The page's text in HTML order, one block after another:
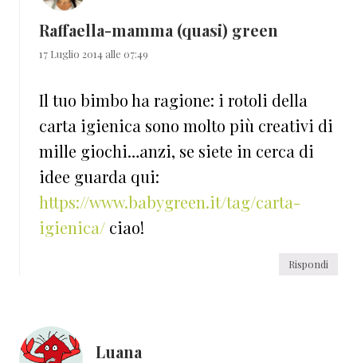
Raffaella-mamma (quasi) green
17 Luglio 2014 alle 07:49
Il tuo bimbo ha ragione: i rotoli della
carta igienica sono molto più creativi di
mille giochi…anzi, se siete in cerca di
idee guarda qui:
https://www.babygreen.it/tag/carta-
igienica/ ciao!
Rispondi
Luana